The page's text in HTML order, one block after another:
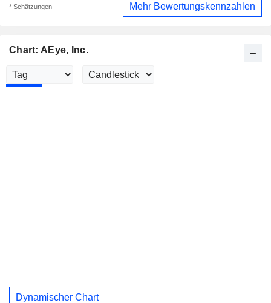
* Schätzungen Mehr Bewertungskennzahlen
Chart: AEye, Inc.
Dynamischer Chart